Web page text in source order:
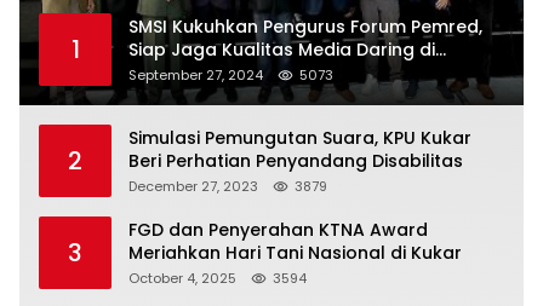
1
SMSI Kukuhkan Pengurus Forum Pemred,
Siap Jaga Kualitas Media Daring di
Indonesia
September 27, 2024 5073
2
Simulasi Pemungutan Suara, KPU Kukar
Beri Perhatian Penyandang Disabilitas
December 27, 2023 3879
3
FGD dan Penyerahan KTNA Award
Meriahkan Hari Tani Nasional di Kukar
October 4, 2025 3594